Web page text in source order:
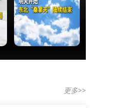
更多>>